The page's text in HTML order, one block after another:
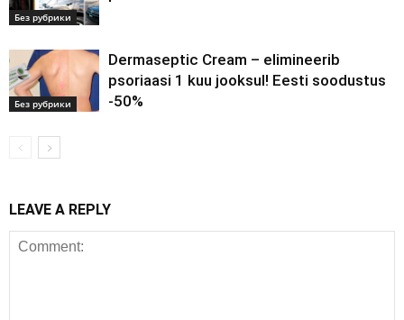
Без рубрики
Без рубрики
Dermaseptic Cream – elimineerib
psoriaasi 1 kuu jooksul! Eesti soodustus
-50%
LEAVE A REPLY